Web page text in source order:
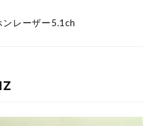
ンレーザー5.1ch